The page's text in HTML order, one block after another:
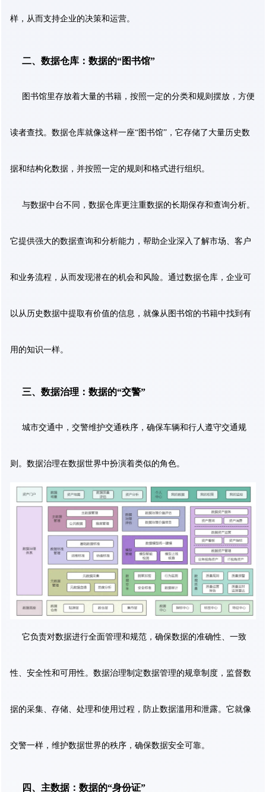
样，从而支持企业的决策和运营。
二、数据仓库：数据的“图书馆”
图书馆里存放着大量的书籍，按照一定的分类和规则摆放，方便
读者查找。数据仓库就像这样一座“图书馆”，它存储了大量历史数
据和结构化数据，并按照一定的规则和格式进行组织。
与数据中台不同，数据仓库更注重数据的长期保存和查询分析。
它提供强大的数据查询和分析能力，帮助企业深入了解市场、客户
和业务流程，从而发现潜在的机会和风险。通过数据仓库，企业可
以从历史数据中提取有价值的信息，就像从图书馆的书籍中找到有
用的知识一样。
三、数据治理：数据的“交警”
城市交通中，交警维护交通秩序，确保车辆和行人遵守交通规
则。数据治理在数据世界中扮演着类似的角色。
它负责对数据进行全面管理和规范，确保数据的准确性、一致
性、安全性和可用性。数据治理制定数据管理的规章制度，监督数
据的采集、存储、处理和使用过程，防止数据滥用和泄露。它就像
交警一样，维护数据世界的秩序，确保数据安全可靠。
四、主数据：数据的“身份证”